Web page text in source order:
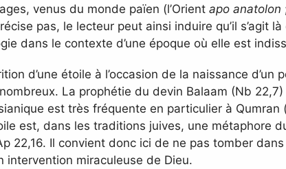
venus du monde païen (l’Orient apo anatolon
pas, le lecteur peut ainsi induire qu’il s’agit
dans le contexte d’une époque où elle est
d’une étoile à l’occasion de la naissance
La prophétie du devin Balaam (Nb
est très fréquente en particulier à
est, dans les traditions juives, une métaphore
22,16. Il convient donc ici de ne pas tomber
intervention miraculeuse de Dieu.